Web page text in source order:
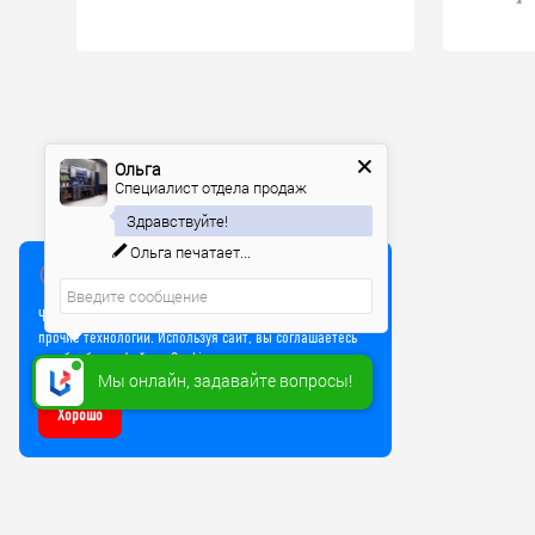
Мы используем куки
Чтобы улучшить работу сайта, мы используем Cookie и
прочие технологии. Используя сайт, вы соглашаетесь
на обработку файлов Cookie
Хорошо
Мы онлайн, задавайте вопросы!
Ольга
Специалист отдела продаж
Здравствуйте!
Ольга печатает...